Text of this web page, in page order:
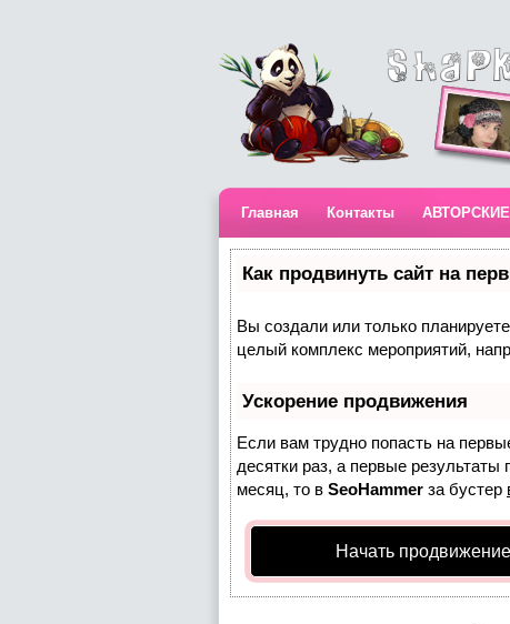
Главная Контакты
Как продвинуть сайт на
Вы создали или только
целый комплекс мероприятий,
Ускорение продвижения
Если вам трудно попасть на
десятки раз, а первые
месяц, то в SeoHammer за бустер
Начать